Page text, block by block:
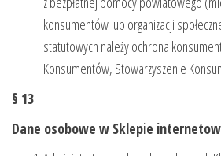
konsumentów lub organizacji
statutowych należy ochrona
Konsumentów, Stowarzyszenie
§ 13
Dane osobowe w Sklepie